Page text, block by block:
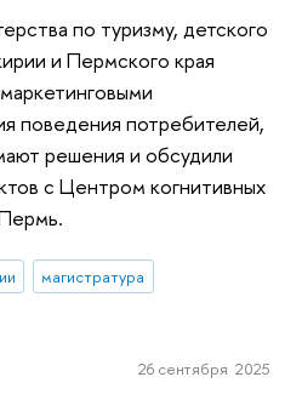
по туризму, детского
и Пермского края
поведения потребителей,
решения и обсудили
с Центром когнитивных
магистратура
26 сентября 2025